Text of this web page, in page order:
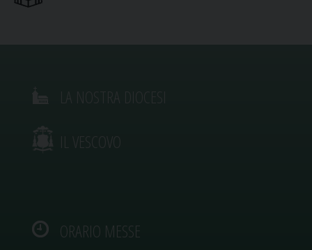
IL VESCOVO
ORARIO MESSE